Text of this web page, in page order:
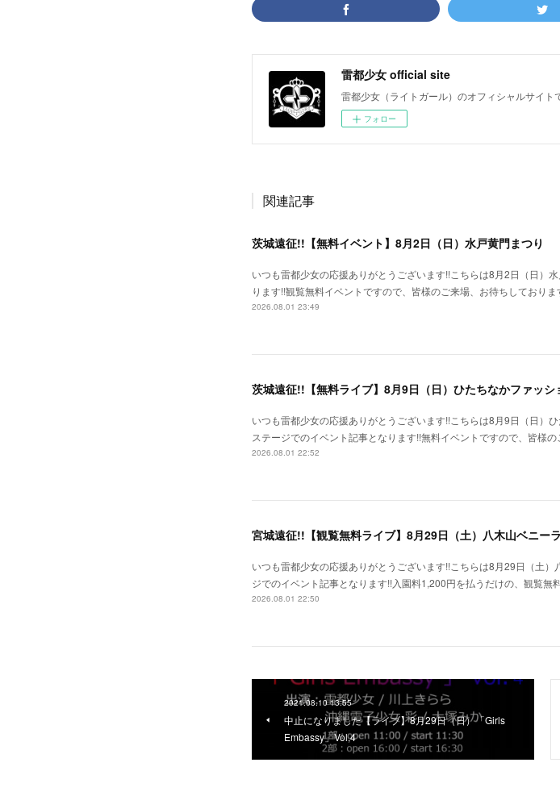
雷都少女 official site
雷都少女（ライトガール）のオフィシャルサイト
フォロー
関連記事
茨城遠征!!【無料イベント】8月2日（日）水戸黄門まつり
いつも雷都少女の応援ありがとうございます!!こちらは8月2日（日）
ります!!観覧無料イベントですので、皆様のご来場、お待ちしておりま
2026.08.01 23:49
茨城遠征!!【無料ライブ】8月9日（日）ひたちなかファッ
いつも雷都少女の応援ありがとうございます!!こちらは8月9日（日）
ステージでのイベント記事となります!!無料イベントですので、皆様
2026.08.01 22:52
宮城遠征!!【観覧無料ライブ】8月29日（土）八木山ベニー
いつも雷都少女の応援ありがとうございます!!こちらは8月29日（土）
ジでのイベント記事となります!!入園料1,200円を払うだけの、観覧
2026.08.01 22:50
2021.08.10 13:55
中止になりました【ライブ】8月29日（日）「Girls
Embassy」Vol,4